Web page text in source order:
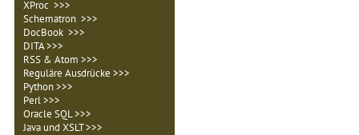
XProc >>>
Schematron >>>
DocBook >>>
DITA >>>
RSS & Atom >>>
Reguläre Ausdrücke >>>
Python >>>
Perl >>>
Oracle SQL >>>
Java und XSLT >>>